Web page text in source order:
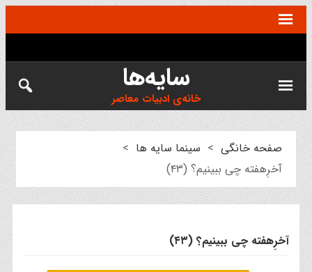
سایه‌ها
خانه‌ی ادبیات معاصر
صفحه خانگی > سینما سایه ها >
آخرِهفته چی ببینیم؟ (۴۳)
آخرِهفته چی ببینیم؟ (۴۳)